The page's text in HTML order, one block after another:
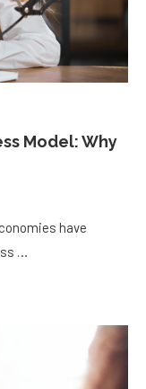
Model: Why
have
…